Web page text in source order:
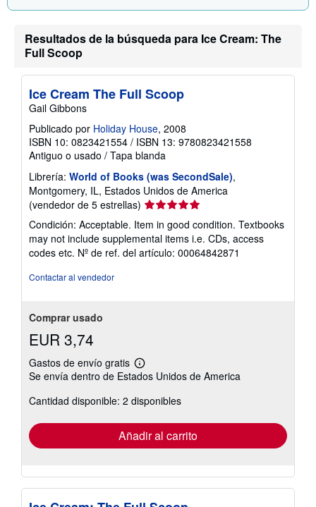
Resultados de la búsqueda para Ice Cream: The
Full Scoop
Ice Cream The Full Scoop
Gail Gibbons
Publicado por Holiday House, 2008
ISBN 10: 0823421554 / ISBN 13: 9780823421558
Antiguo o usado / Tapa blanda
Librería: World of Books (was SecondSale),
Montgomery, IL, Estados Unidos de America
(vendedor de 5 estrellas) Calificación
vendedor:
5
de
Condición: Acceptable. Item in good condition. Textbooks
may not include supplemental items i.e. CDs, access
codes etc. Nº de ref. del artículo: 00064842871
Contactar al vendedor
Comprar usado
EUR 3,74
Gastos de envío gratis
Más
información
las
tarifas
envío
Se envía dentro de Estados Unidos de America
Cantidad disponible: 2 disponibles
Añadir al carrito